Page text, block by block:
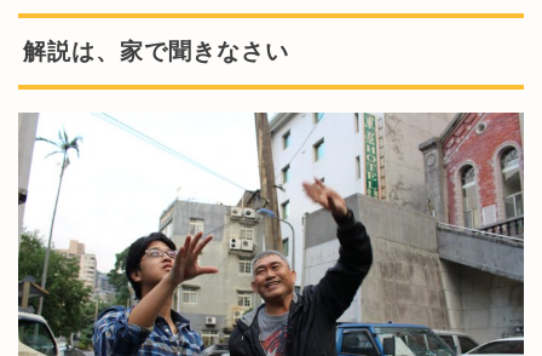
解説は、家で聞きなさい